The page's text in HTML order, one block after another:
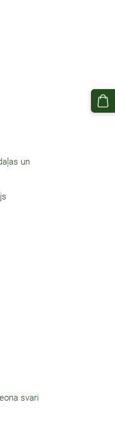
un
svari